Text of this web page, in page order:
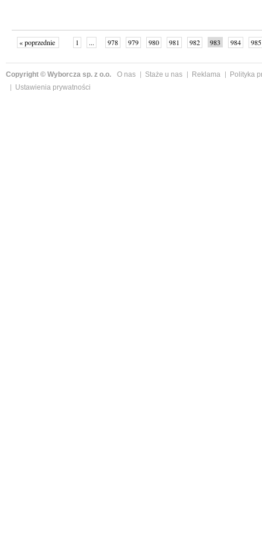
« poprzednie 1 ... 978 979 980 981 982 983 984
985
Copyright © Wyborcza sp. z o.o. O nas Staże u nas Reklama
Polityka
Ustawienia prywatności